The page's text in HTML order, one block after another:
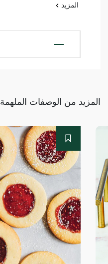
المزيد
المزيد من الوصفات الملهمة